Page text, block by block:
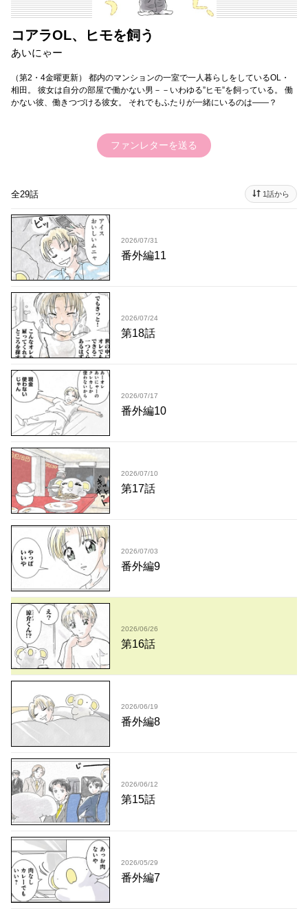
コアラOL、ヒモを飼う
あいにゃー
（第2・4金曜更新） 都内のマンションの一室で一人暮らしをしているOL・
相田。 彼女は自分の部屋で働かない男－－いわゆる”ヒモ”を飼っている。 働
かない彼、働きつづける彼女。 それでもふたりが一緒にいるのは――？
ファンレターを送る
全29話 1話から
2026/07/31
番外編11
2026/07/24
第18話
2026/07/17
番外編10
2026/07/10
第17話
2026/07/03
番外編9
2026/06/26
第16話
2026/06/19
番外編8
2026/06/12
第15話
2026/05/29
番外編7